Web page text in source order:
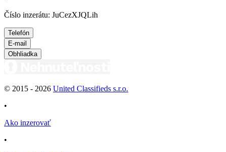
Číslo inzerátu: JuCezXJQLih
Telefón
E-mail
Obhliadka
© 2015 - 2026 United Classifieds s.r.o.
•
Ako inzerovať
•